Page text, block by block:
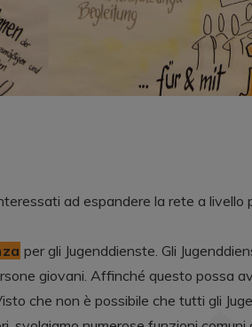
ad espandere la rete a livello
per gli Jugenddienste. Gli
giovani. Affinché questo possa
che non è possibile che tutti gli